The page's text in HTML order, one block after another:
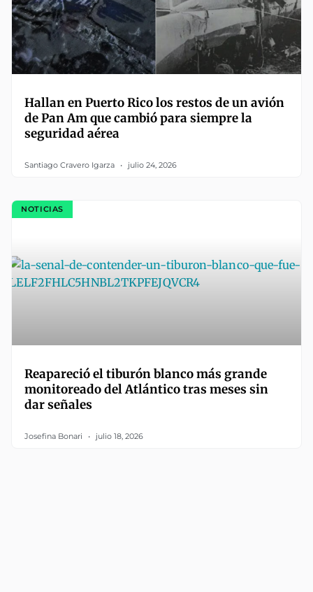
Hallan en Puerto Rico los restos de un avión
de Pan Am que cambió para siempre la
seguridad aérea
Santiago Cravero Igarza julio 24, 2026
NOTICIAS
Reapareció el tiburón blanco más grande
monitoreado del Atlántico tras meses sin
dar señales
Josefina Bonari julio 18, 2026